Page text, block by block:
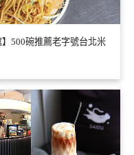
500碗推薦老字號台北米